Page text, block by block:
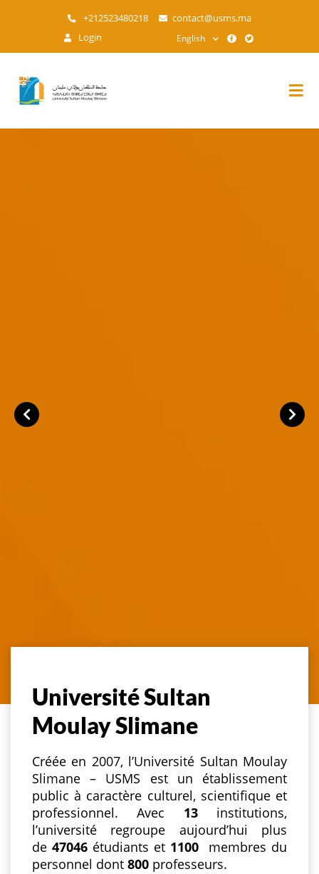
main
+212523480218
contact@usms.ma
Login
English
Université Sultan
Moulay Slimane
Créée en 2007, l’Université Sultan Moulay
Slimane – USMS est un établissement
public à caractère culturel, scientifique et
professionnel. Avec 13 institutions,
l’université regroupe aujourd’hui plus
de 47046 étudiants et 1100 membres du
personnel dont 800 professeurs.